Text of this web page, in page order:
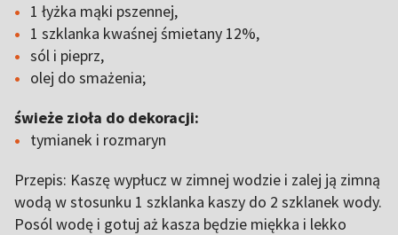
1 łyżka mąki pszennej,
1 szklanka kwaśnej śmietany 12%,
sól i pieprz,
olej do smażenia;
świeże zioła do dekoracji:
tymianek i rozmaryn
Przepis: Kaszę wypłucz w zimnej wodzie i zalej ją zimną
wodą w stosunku 1 szklanka kaszy do 2 szklanek wody.
Posól wodę i gotuj aż kasza będzie miękka i lekko